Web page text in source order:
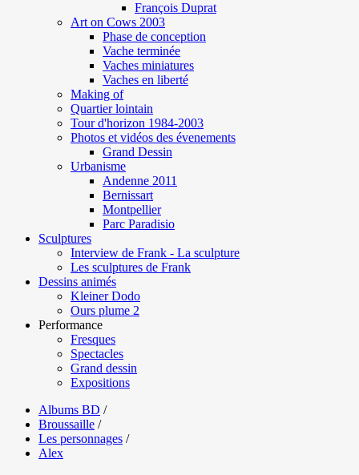
François Duprat
Art on Cows 2003
Phase de conception
Vache terminée
Vaches miniatures
Vaches en liberté
Making of
Quartier lointain
Tour d'horizon 1984-2003
Photos et vidéos des évenements
Grand Dessin
Urbanisme
Andenne 2011
Bernissart
Montpellier
Parc Paradisio
Sculptures
Interview de Frank - La sculpture
Les sculptures de Frank
Dessins animés
Kleiner Dodo
Ours plume 2
Performance
Fresques
Spectacles
Grand dessin
Expositions
Albums BD /
Broussaille /
Les personnages /
Alex